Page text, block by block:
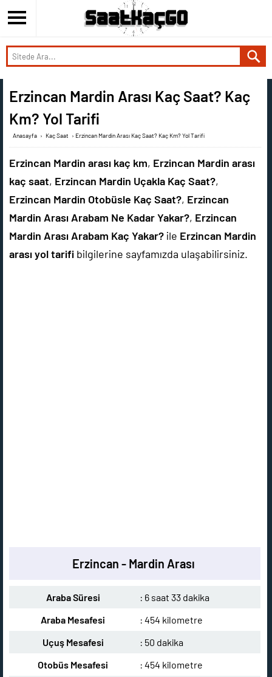
Erzincan Mardin Arası Kaç Saat? Kaç
Km? Yol Tarifi
Anasayfa › Kaç Saat › Erzincan Mardin Arası Kaç Saat? Kaç Km? Yol Tarifi
Erzincan Mardin arası kaç km, Erzincan Mardin arası
kaç saat, Erzincan Mardin Uçakla Kaç Saat?,
Erzincan Mardin Otobüsle Kaç Saat?, Erzincan
Mardin Arası Arabam Ne Kadar Yakar?, Erzincan
Mardin Arası Arabam Kaç Yakar? ile Erzincan Mardin
arası yol tarifi bilgilerine sayfamızda ulaşabilirsiniz.
Erzincan - Mardin Arası
Araba Süresi
: 6 saat 33 dakika
Araba Mesafesi
: 454 kilometre
Uçuş Mesafesi
: 50 dakika
Otobüs Mesafesi
: 454 kilometre